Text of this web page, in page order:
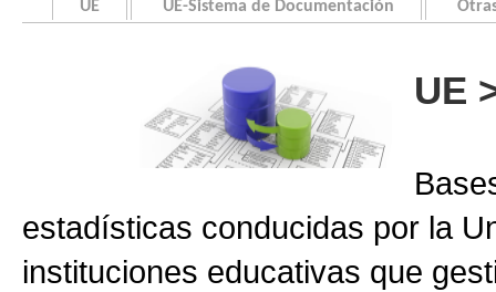
UE UE-Sistema de Documentación
UE
estadísticas conducidas por la
instituciones educativas que